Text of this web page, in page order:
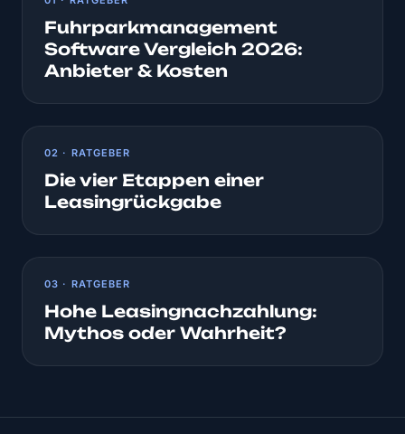
Fuhrparkmanagement
Software Vergleich 2026:
Anbieter & Kosten
02 · RATGEBER
Die vier Etappen einer
Leasingrückgabe
03 · RATGEBER
Hohe Leasingnachzahlung:
Mythos oder Wahrheit?